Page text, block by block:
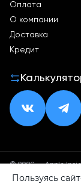
Оплата
О компании
Доставка
Кредит
© 2026 — Apple
Политика
Пользуясь